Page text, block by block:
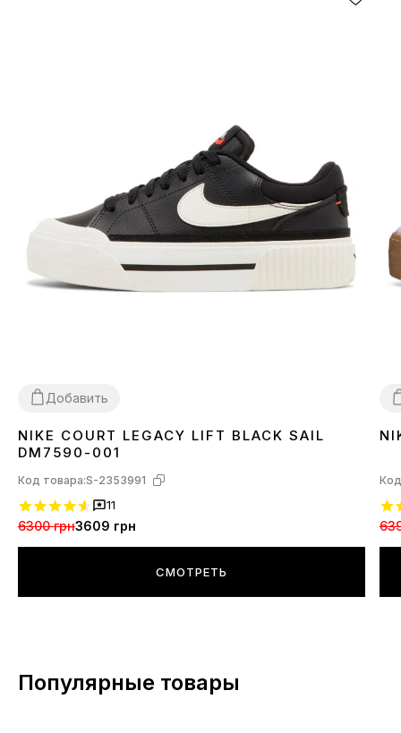
Добавить
3637 3940
NIKE COURT LEGACY LIFT BLACK SAIL
DM7590-001
Код товара:S-2353991
11
6300 грн3609 грн
СМОТРЕТЬ
Популярные товары